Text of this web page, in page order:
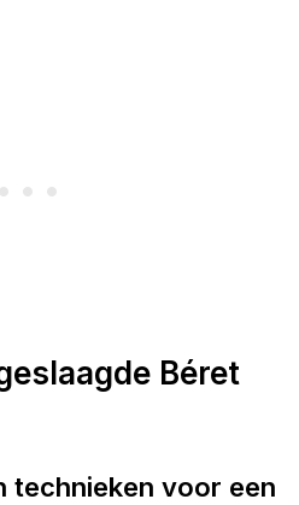
Béret
technieken voor een